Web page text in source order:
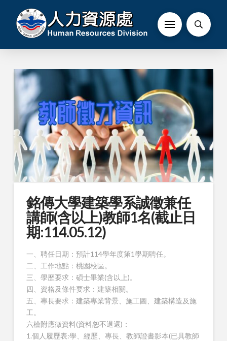
銘傳大學建築學系誠徵兼任
講師(含以上)教師1名(截止日
期:114.05.12)
一、聘任日期：預計114學年度第1學期聘任。
二、工作地點：桃園校區。
三、學歷要求：碩士畢業(含以上)。
四、資格及條件要求：建築相關。
五、專長要求：建築專業背景、施工圖、建築構造及施
工。
六檢附應徵資料(資料恕不退還)：
1.個人履歷表:學、經歷、專長、教師證書影本(已具教師